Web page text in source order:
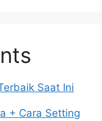
Saat Ini
+ Cara Setting